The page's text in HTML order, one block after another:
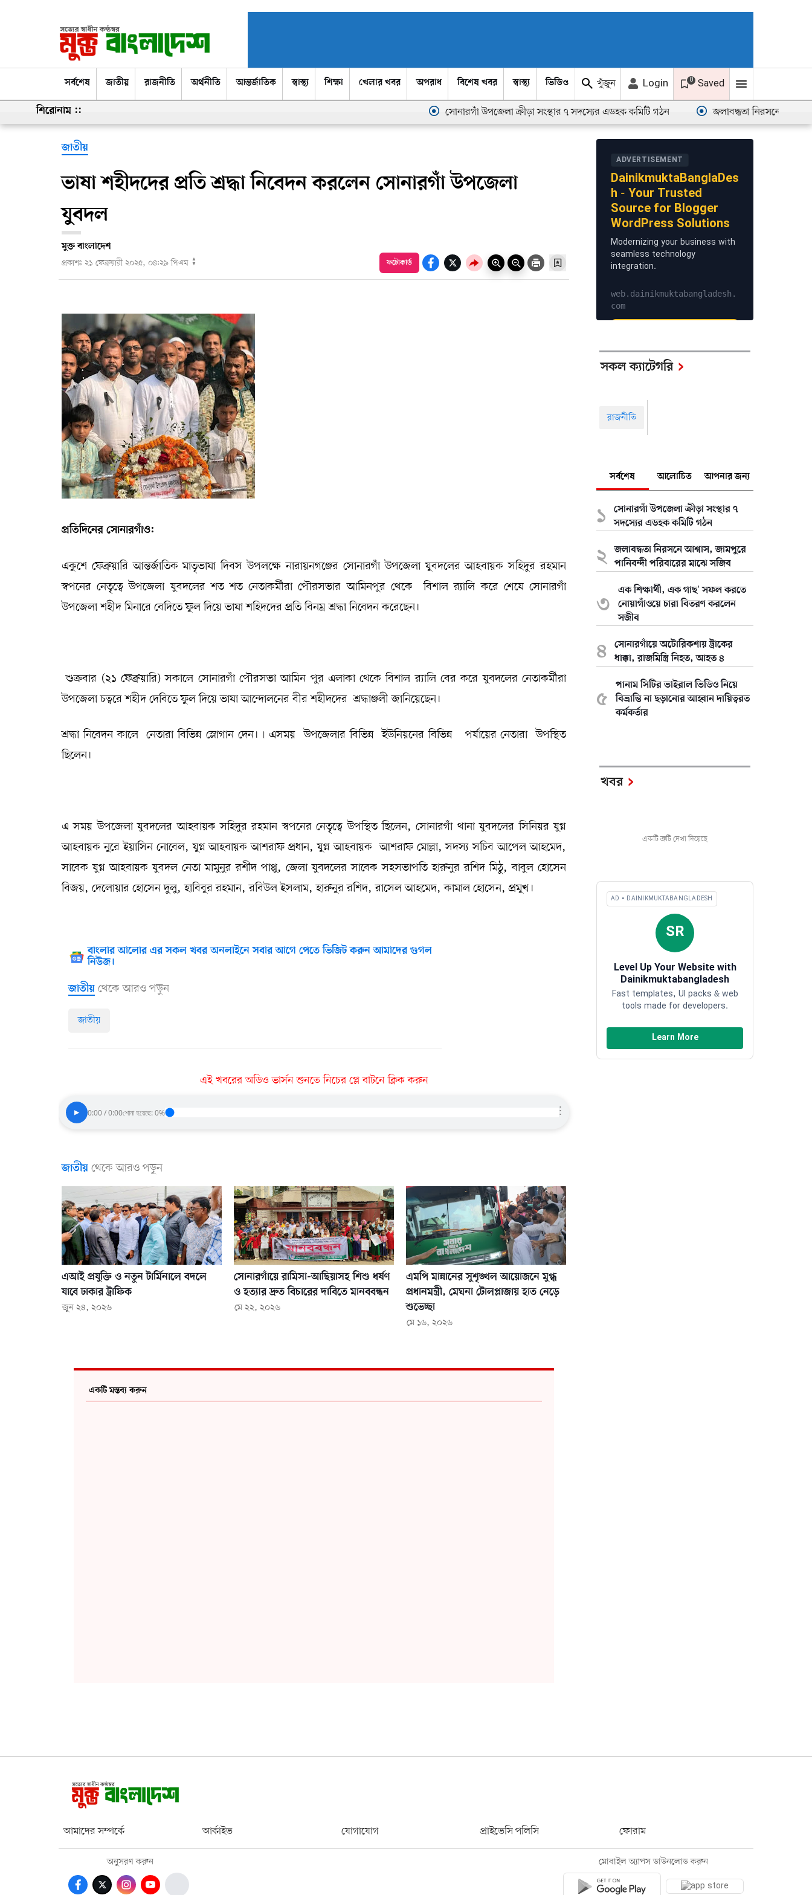
সর্বশেষ
সর্বশেষ জাতীয় রাজনীতি অর্থনীতি আন্তর্জাতিক স্বাস্থ্য শিক্ষা খেলার খবর অপরাধ বিশেষ খবর স্বাস্থ্য ভিডিও ছবি খুঁজুন Login 0 Saved
শিরোনাম :: সোনারগাঁ উপজেলা ক্রীড়া সংস্থার ৭ সদস্যের এডহক কমিটি গঠন জলাবদ্ধতা নিরসনে আশ্বাস,
জাতীয়
ভাষা শহীদদের প্রতি শ্রদ্ধা নিবেদন করলেন সোনারগাঁ উপজেলা
যুবদল
মুক্ত বাংলাদেশ
প্রকাশঃ ২১ ফেব্রুয়ারী ২০২৫, ০৪:২৯ পিএম
▲
▼
ফটোকার্ড
প্রতিদিনের সোনারগাঁও:
একুশে ফেব্রুয়ারি আন্তর্জাতিক মাতৃভাষা দিবস উপলক্ষে নারায়নগঞ্জের সোনারগাঁ উপজেলা যুবদলের আহবায়ক সহিদুর রহমান
স্বপনের নেতৃত্বে উপজেলা যুবদলের শত শত নেতাকর্মীরা পৌরসভার আমিনপুর থেকে বিশাল র‍্যালি করে শেষে সোনারগাঁ
উপজেলা শহীদ মিনারে বেদিতে ফুল দিয়ে ভাষা শহিদদের প্রতি বিনম্র শ্রদ্ধা নিবেদন করেছেন।
শুক্রবার (২১ ফেব্রুয়ারি) সকালে সোনারগাঁ পৌরসভা আমিন পুর এলাকা থেকে বিশাল র‍্যালি বের করে যুবদলের নেতাকর্মীরা
উপজেলা চত্বরে শহীদ দেবিতে ফুল দিয়ে ভাষা আন্দোলনের বীর শহীদদের শ্রদ্ধাঞ্জলী জানিয়েছেন।
শ্রদ্ধা নিবেদন কালে নেতারা বিভিন্ন স্লোগান দেন।৷ এসময় উপজেলার বিভিন্ন ইউনিয়নের বিভিন্ন পর্যায়ের নেতারা উপস্থিত
ছিলেন।
এ সময় উপজেলা যুবদলের আহবায়ক সহিদুর রহমান স্বপনের নেতৃত্বে উপস্থিত ছিলেন, সোনারগাঁ থানা যুবদলের সিনিয়র যুগ্ন
আহবায়ক নুরে ইয়াসিন নোবেল, যুগ্ন আহবায়ক আশরাফ প্রধান, যুগ্ন আহবায়ক আশরাফ মোল্লা, সদস্য সচিব আপেল আহমেদ,
সাবেক যুগ্ন আহবায়ক যুবদল নেতা মামুনুর রশীদ পাপ্পু, জেলা যুবদলের সাবেক সহসভাপতি হারুনুর রশিদ মিঠু, বাবুল হোসেন
বিজয়, দেলোয়ার হোসেন দুলু, হাবিবুর রহমান, রবিউল ইসলাম, হারুনুর রশিদ, রাসেল আহমেদ, কামাল হোসেন, প্রমুখ।
বাংলার আলোর এর সকল খবর অনলাইনে সবার আগে পেতে ভিজিট করুন আমাদের গুগল
নিউজ।
জাতীয় থেকে আরও পড়ুন
জাতীয়
এই খবরের অডিও ভার্সন শুনতে নিচের প্লে বাটনে ক্লিক করুন
▶ 0:00 / 0:00শোনা হয়েছে: 0% ⋮
জাতীয় থেকে আরও পড়ুন
এআই প্রযুক্তি ও নতুন টার্মিনালে বদলে
যাবে ঢাকার ট্রাফিক
জুন ২৪, ২০২৬
সোনারগাঁয়ে রামিসা-আছিয়াসহ শিশু ধর্ষণ
ও হত্যার দ্রুত বিচারের দাবিতে মানববন্ধন
মে ২২, ২০২৬
এমপি মান্নানের সুশৃঙ্খল আয়োজনে মুগ্ধ
প্রধানমন্ত্রী, মেঘনা টোলপ্লাজায় হাত নেড়ে
শুভেচ্ছা
মে ১৬, ২০২৬
একটি মন্তব্য করুন
ADVERTISEMENT
DainikmuktaBanglaDes
h - Your Trusted
Source for Blogger
WordPress Solutions
Modernizing your business with
seamless technology
integration.
web.dainikmuktabangladesh.
com
সকল ক্যাটেগরি
রাজনীতি
সর্বশেষ আলোচিত আপনার জন্য
সোনারগাঁ উপজেলা ক্রীড়া সংস্থার ৭
সদস্যের এডহক কমিটি গঠন
জলাবদ্ধতা নিরসনে আশ্বাস, জামপুরে
পানিবন্দী পরিবারের মাঝে সজিব
এক শিক্ষার্থী, এক গাছ' সফল করতে
নোয়াগাঁওয়ে চারা বিতরণ করলেন
সজীব
সোনারগাঁয়ে অটোরিকশায় ট্রাকের
ধাক্কা, রাজমিস্ত্রি নিহত, আহত ৪
পানাম সিটির ভাইরাল ভিডিও নিয়ে
বিভ্রান্তি না ছড়ানোর আহ্বান দায়িত্বরত
কর্মকর্তার
খবর
একটি ত্রুটি দেখা দিয়েছে
AD • DAINIKMUKTABANGLADESH
SR
Level Up Your Website with
Dainikmuktabangladesh
Fast templates, UI packs & web
tools made for developers.
Learn More
আমাদের সম্পর্কে আর্কাইভ যোগাযোগ প্রাইভেসি পলিসি ফোরাম
অনুসরণ করুন মোবাইল অ্যাপস ডাউনলোড করুন